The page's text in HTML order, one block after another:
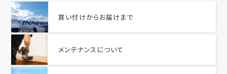
買い付けからお届けまで
メンテナンスについて